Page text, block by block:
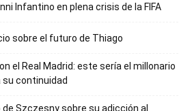
Infantino en plena crisis de la FIFA
sobre el futuro de Thiago
el Real Madrid: este sería el millonario
su continuidad
Szczesny sobre su adicción al